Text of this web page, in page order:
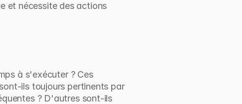
et nécessite des actions
à s'exécuter ? Ces
ils toujours pertinents par
? D'autres sont-ils